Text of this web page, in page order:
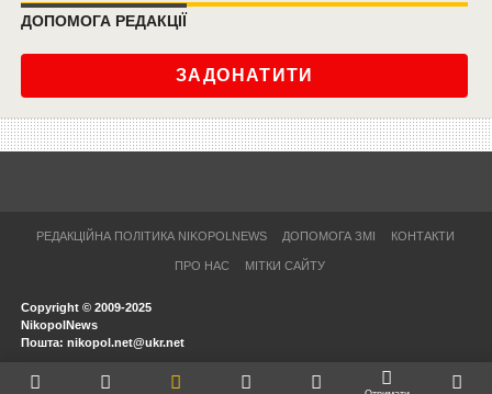
ДОПОМОГА РЕДАКЦІЇ
ЗАДОНАТИТИ
РЕДАКЦІЙНА ПОЛІТИКА NIKOPOLNEWS ДОПОМОГА ЗМІ КОНТАКТИ
ПРО НАС МІТКИ САЙТУ
Copyright © 2009-2025
NikopolNews
Пошта: nikopol.net@ukr.net